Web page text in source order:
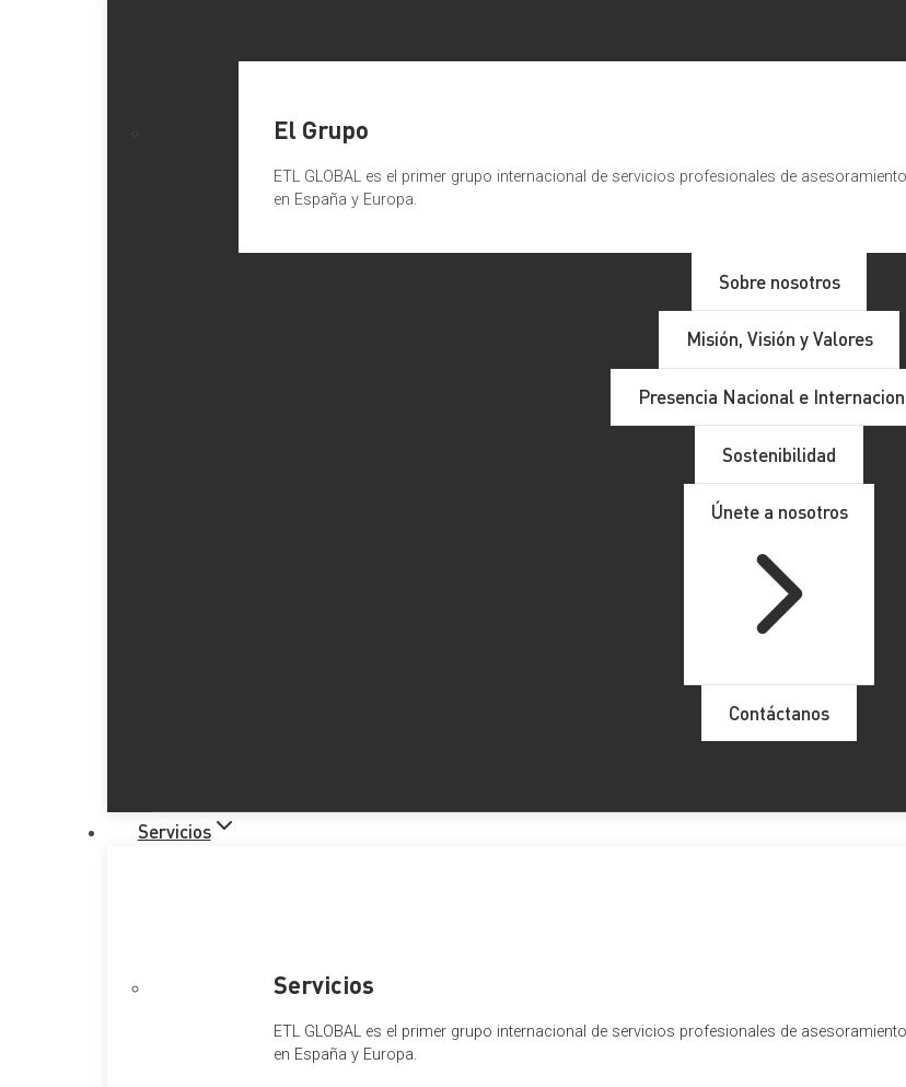
El Grupo
ETL GLOBAL es el primer grupo internacional de servicios profesionales de
en España y Europa.
Sobre nosotros
Misión, Visión y Valores
Presencia Nacional e
Sostenibilidad
Únete a nosotros
Contáctanos
Servicios
Servicios
ETL GLOBAL es el primer grupo internacional de servicios profesionales de
en España y Europa.